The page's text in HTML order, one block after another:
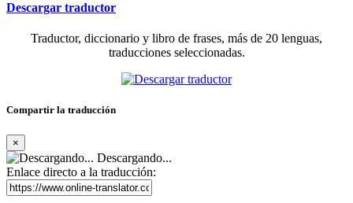
Descargar traductor
Traductor, diccionario y libro de frases, más de 20 lenguas,
traducciones seleccionadas.
Compartir la traducción
×
Descargando...
Enlace directo a la traducción: